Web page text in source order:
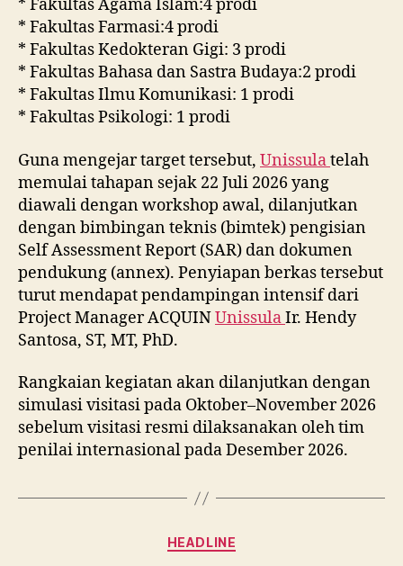
* Fakultas Agama Islam:4 prodi
* Fakultas Farmasi:4 prodi
* Fakultas Kedokteran Gigi: 3 prodi
* Fakultas Bahasa dan Sastra Budaya:2 prodi
* Fakultas Ilmu Komunikasi: 1 prodi
* Fakultas Psikologi: 1 prodi
Guna mengejar target tersebut, Unissulatelah
memulai tahapan sejak 22 Juli 2026 yang
diawali dengan workshop awal, dilanjutkan
dengan bimbingan teknis (bimtek) pengisian
Self Assessment Report (SAR) dan dokumen
pendukung (annex). Penyiapan berkas tersebut
turut mendapat pendampingan intensif dari
Project Manager ACQUINUnissulaIr. Hendy
Santosa, ST, MT, PhD.
Rangkaian kegiatan akan dilanjutkan dengan
simulasi visitasi pada Oktober–November 2026
sebelum visitasi resmi dilaksanakan oleh tim
penilai internasional pada Desember 2026.
Categories
HEADLINE